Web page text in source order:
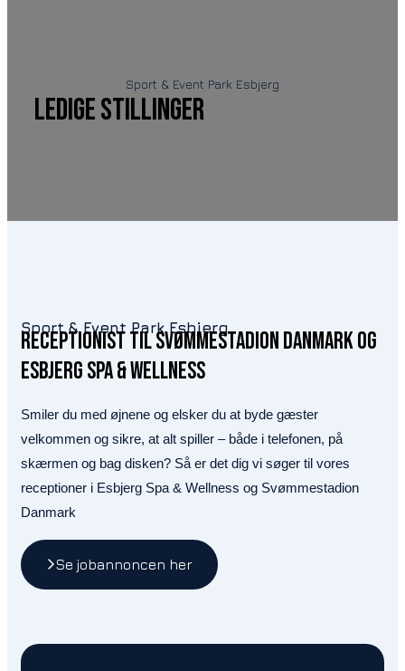
Sport & Event Park Esbjerg
Ledige stillinger
Sport & Event Park Esbjerg
Receptionist til svømmestadion danmark og
esbjerg spa & wellness
Smiler du med øjnene og elsker du at byde gæster
velkommen og sikre, at alt spiller – både i telefonen, på
skærmen og bag disken? Så er det dig vi søger til vores
receptioner i Esbjerg Spa & Wellness og Svømmestadion
Danmark
Se jobannoncen her